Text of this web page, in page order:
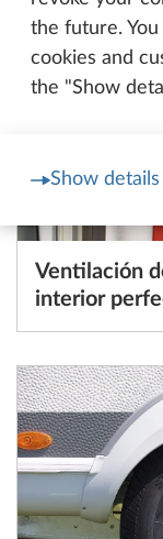
the future.
cookies and
the "Show
Show details
Ventilación
interior